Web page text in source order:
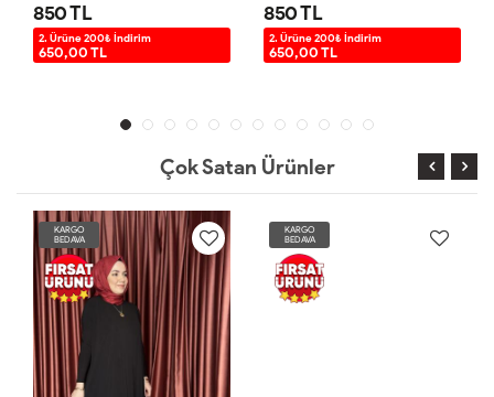
850 TL
2. Ürüne 200₺ İndirim
650,00 TL
850 TL
2. Ürüne 200₺ İndirim
650,00 TL
Çok Satan Ürünler
KARGO
BEDAVA
KARGO
BEDAVA